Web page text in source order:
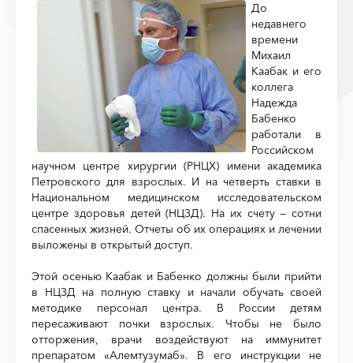
До
недавнего
времени
Михаил
Каабак и его
коллега
Надежда
Бабенко
работали в
Российском
научном центре хирургии (РНЦХ) имени академика
Петровского для взрослых. И на четверть ставки в
Национальном медицинском исследовательском
центре здоровья детей (НЦЗД). На их счету — сотни
спасенных жизней. Отчеты об их операциях и лечении
выложены в открытый доступ.
Этой осенью Каабак и Бабенко должны были прийти
в НЦЗД на полную ставку и начали обучать своей
методике персонал центра. В России детям
пересаживают почки взрослых. Чтобы не было
отторжения, врачи воздействуют на иммунитет
препаратом «Алемтузумаб». В его инструкции не